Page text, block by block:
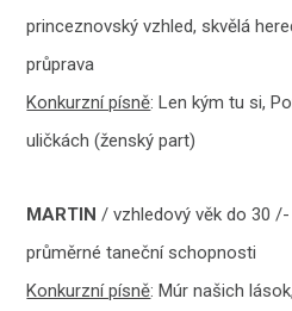
princeznovský vzhled, skvělá
průprava
Konkurzní písně: Len kým tu si,
uličkách (ženský part)
MARTIN / vzhledový věk do 30
průměrné taneční schopnosti
Konkurzní písně: Múr našich